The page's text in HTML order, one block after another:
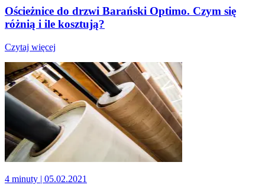
Ościeżnice do drzwi Barański Optimo. Czym się
różnią i ile kosztują?
Czytaj więcej
4 minuty | 05.02.2021